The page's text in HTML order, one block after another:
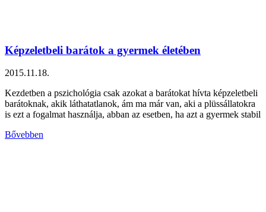
Képzeletbeli barátok a gyermek életében
2015.11.18.
Kezdetben a pszichológia csak azokat a barátokat hívta képzeletbeli
barátoknak, akik láthatatlanok, ám ma már van, aki a plüssállatokra
is ezt a fogalmat használja, abban az esetben, ha azt a gyermek stabil
Bővebben